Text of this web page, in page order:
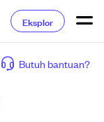
Eksplor
Butuh bantuan?